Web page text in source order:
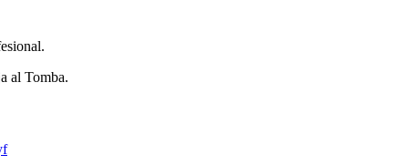
al Tomba.